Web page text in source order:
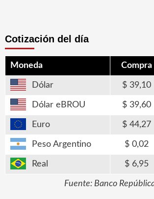
Cotización del día
Moneda Compra
Dólar 39,10
Dólar eBROU 39,60
Euro 44,27
Peso Argentino 0,02
Real 6,95
Fuente: Banco